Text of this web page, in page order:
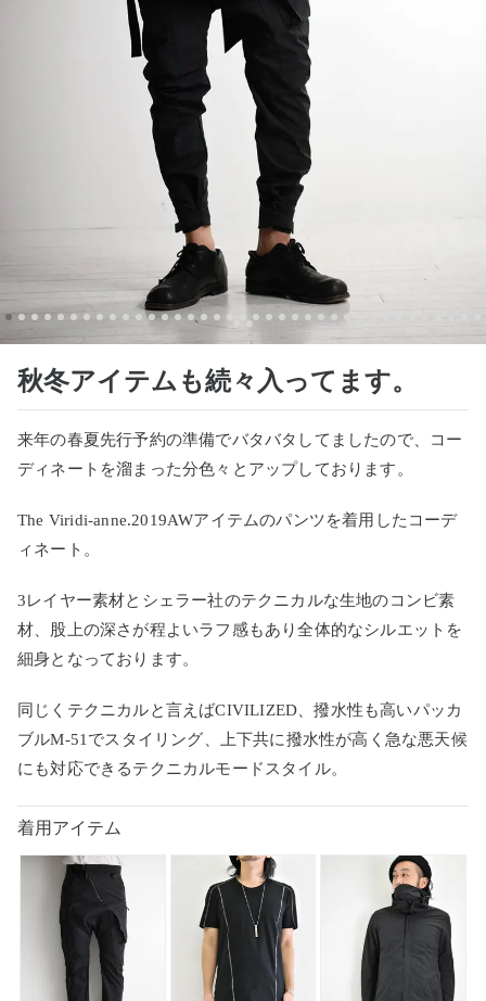
秋冬アイテムも続々入ってます。
来年の春夏先行予約の準備でバタバタしてましたので、コー
ディネートを溜まった分色々とアップしております。
The Viridi-anne.2019AWアイテムのパンツを着用したコーデ
ィネート。
3レイヤー素材とシェラー社のテクニカルな生地のコンビ素
材、股上の深さが程よいラフ感もあり全体的なシルエットを
細身となっております。
同じくテクニカルと言えばCIVILIZED、撥水性も高いパッカ
ブルM-51でスタイリング、上下共に撥水性が高く急な悪天候
にも対応できるテクニカルモードスタイル。
着用アイテム